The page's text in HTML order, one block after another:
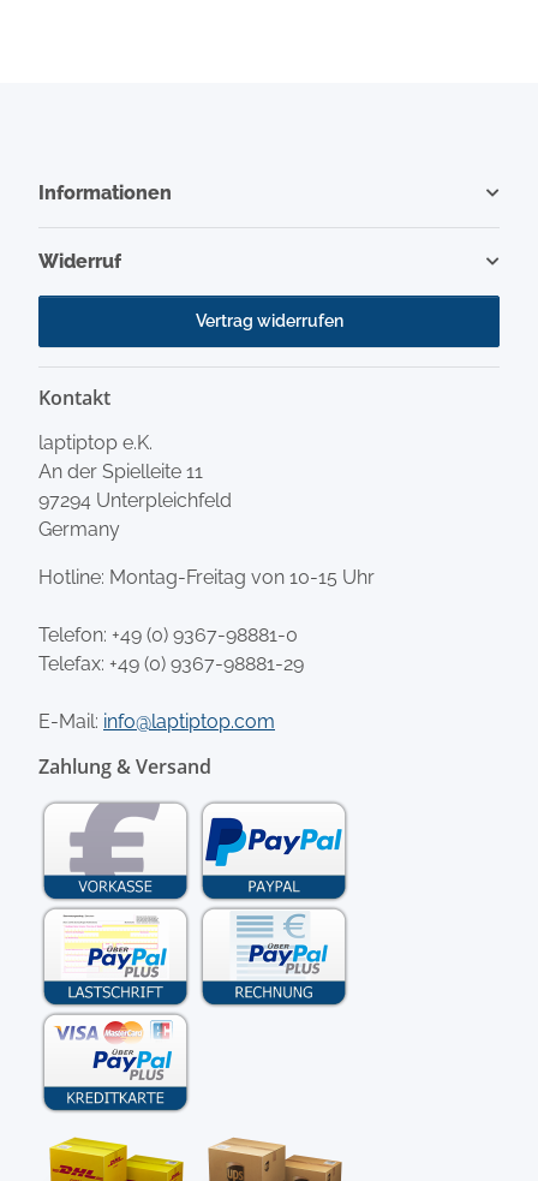
Informationen
Widerruf
Vertrag widerrufen
Kontakt
laptiptop e.K.
An der Spielleite 11
97294 Unterpleichfeld
Germany
Hotline: Montag-Freitag von 10-15 Uhr
Telefon: +49 (0) 9367-98881-0
Telefax: +49 (0) 9367-98881-29
E-Mail: info@laptiptop.com
Zahlung & Versand